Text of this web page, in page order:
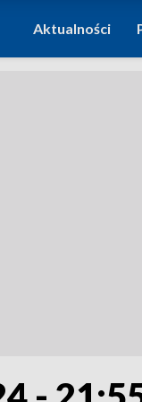
Aktualności